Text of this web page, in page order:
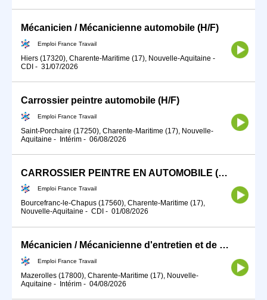
Mécanicien / Mécanicienne automobile (H/F)
Emploi France Travail
Hiers (17320), Charente-Maritime (17), Nouvelle-Aquitaine -
CDI - 31/07/2026
Carrossier peintre automobile (H/F)
Emploi France Travail
Saint-Porchaire (17250), Charente-Maritime (17), Nouvelle-
Aquitaine - Intérim - 06/08/2026
CARROSSIER PEINTRE EN AUTOMOBILE (H/F)
Emploi France Travail
Bourcefranc-le-Chapus (17560), Charente-Maritime (17),
Nouvelle-Aquitaine - CDI - 01/08/2026
Mécanicien / Mécanicienne d'entretien et de maintenance d'engins (H/F)
Emploi France Travail
Mazerolles (17800), Charente-Maritime (17), Nouvelle-
Aquitaine - Intérim - 04/08/2026